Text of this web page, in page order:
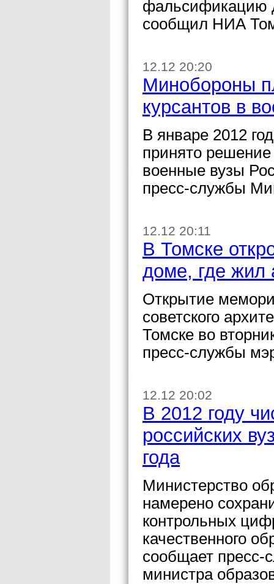
фальсификацию
сообщил НИА
12.12 20:20
Минобороны
курсантов в
В январе 2012
принято решение
военные вузы
пресс-службы
12.12 20:11
В Томске
доме, где жил
Открытие
советского
Томске во
пресс-службы
12.12 20:02
В 2012 году
российских
года
Министерство
намерено
контрольных
качественного
сообщает пресс-
министра